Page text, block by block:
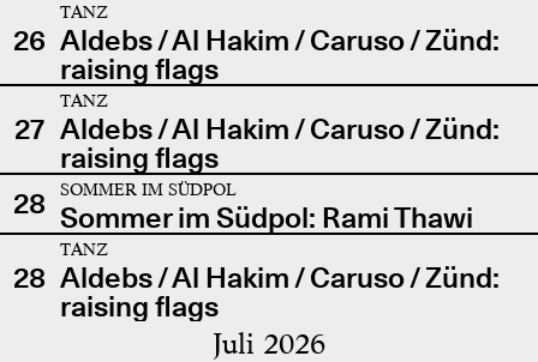
26
TANZ
Aldebs / Al Hakim / Caruso / Zünd:
raising flags
27
TANZ
Aldebs / Al Hakim / Caruso / Zünd:
raising flags
28
SOMMER IM SÜDPOL
Sommer im Südpol: Rami Thawi
28
TANZ
Aldebs / Al Hakim / Caruso / Zünd:
raising flags
Juli 2026